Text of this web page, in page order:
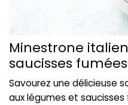
Minestrone
saucisses fumées
Savourez une délicieuse
aux légumes et